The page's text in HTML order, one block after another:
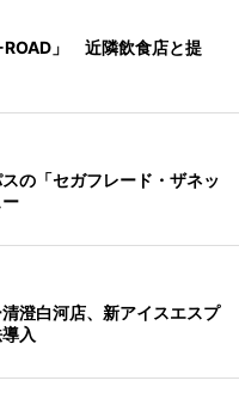
ROAD」 近隣飲食店と提
の「セガフレード・ザネッ
澄白河店、新アイスエスプ
入